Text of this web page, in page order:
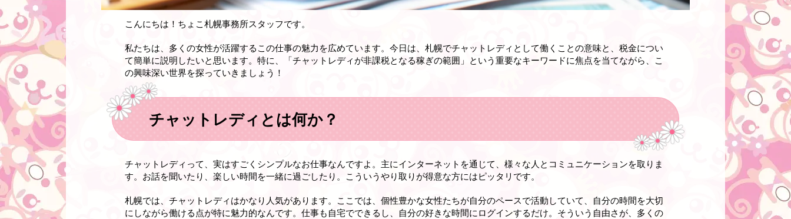
こんにちは！ちょこ札幌事務所スタッフです。
私たちは、多くの女性が活躍するこの仕事の魅力を広めています。今日は、札幌でチャットレディとして働くことの意味と、税金につい
て簡単に説明したいと思います。特に、「チャットレディが非課税となる稼ぎの範囲」という重要なキーワードに焦点を当てながら、こ
の興味深い世界を探っていきましょう！
チャットレディとは何か？
チャットレディって、実はすごくシンプルなお仕事なんですよ。主にインターネットを通じて、様々な人とコミュニケーションを取りま
す。お話を聞いたり、楽しい時間を一緒に過ごしたり。こういうやり取りが得意な方にはピッタリです。
札幌では、チャットレディはかなり人気があります。ここでは、個性豊かな女性たちが自分のペースで活動していて、自分の時間を大切
にしながら働ける点が特に魅力的なんです。仕事も自宅でできるし、自分の好きな時間にログインするだけ。そういう自由さが、多くの